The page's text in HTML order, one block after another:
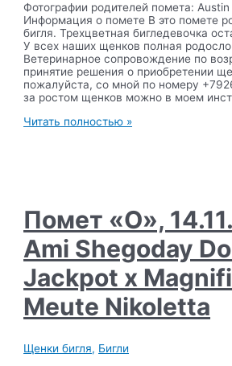
Фотографии родителей помета:
Информация о помете В это помете
бигля. Трехцветная бигледевочка
У всех наших щенков полная
Ветеринарное сопровождение по
принятие решения о приобретении
пожалуйста, со мной по номеру
за ростом щенков можно в моем
Помет
x
Magnifique
Meute
Show
Читать полностью »
Помет «O»,
Ami Shegoday
Jackpot x
Meute Nikoletta
Щенки бигля, Бигли